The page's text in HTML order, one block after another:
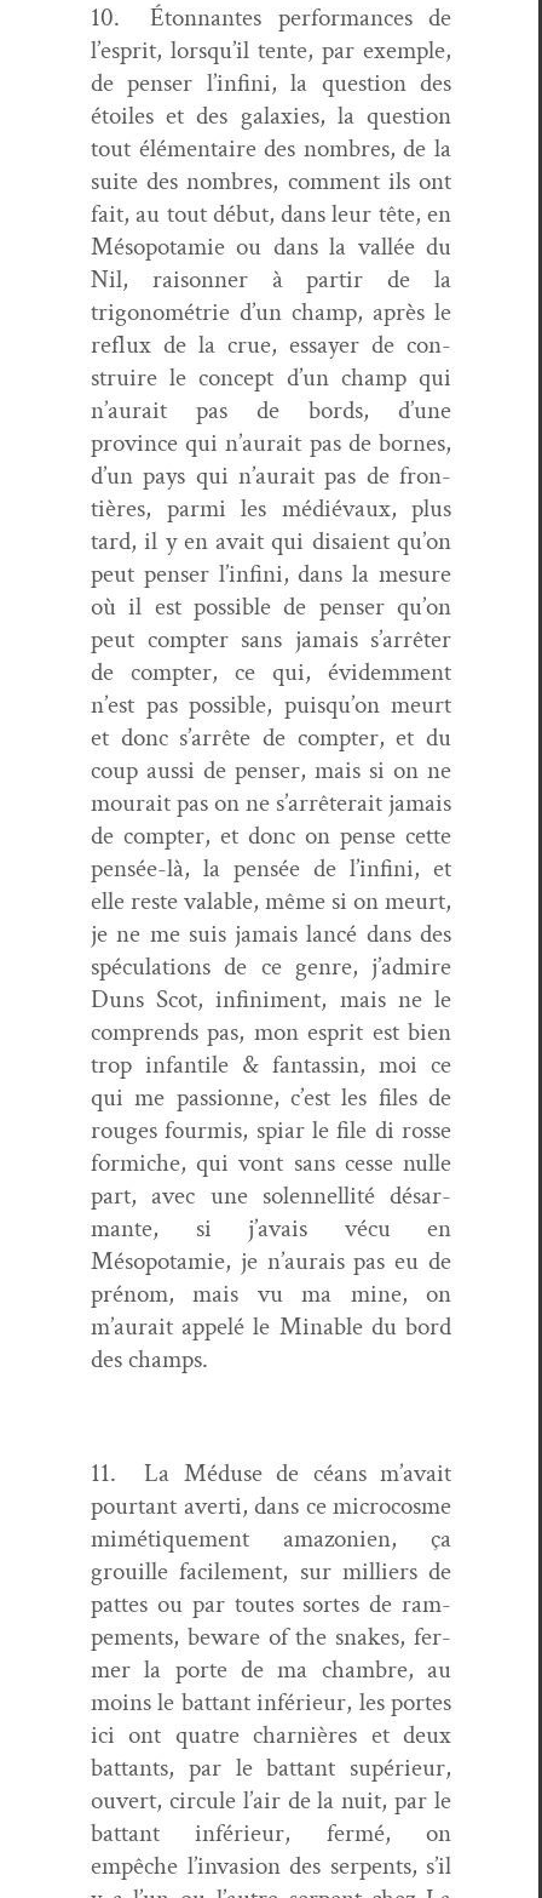
10. Éton­nantes per­for­mances de
l’esprit, lorsqu’il tente, par exem­ple,
de penser l’infini, la ques­tion des
étoiles et des galax­ies, la ques­tion
tout élé­men­taire des nom­bres, de la
suite des nom­bres, com­ment ils ont
fait, au tout début, dans leur tête, en
Mésopotamie ou dans la val­lée du
Nil, raison­ner à par­tir de la
trigonométrie d’un champ, après le
reflux de la crue, essay­er de con­
stru­ire le con­cept d’un champ qui
n’aurait pas de bor­ds, d’une
province qui n’aurait pas de bornes,
d’un pays qui n’aurait pas de fron­
tières, par­mi les médié­vaux, plus
tard, il y en avait qui dis­aient qu’on
peut penser l’infini, dans la mesure
où il est pos­si­ble de penser qu’on
peut compter sans jamais s’arrêter
de compter, ce qui, évidem­ment
n’est pas pos­si­ble, puisqu’on meurt
et donc s’arrête de compter, et du
coup aus­si de penser, mais si on ne
mourait pas on ne s’arrêterait jamais
de compter, et donc on pense cette
pen­sée-là, la pen­sée de l’infini, et
elle reste val­able, même si on meurt,
je ne me suis jamais lancé dans des
spécu­la­tions de ce genre, j’admire
Duns Scot, infin­i­ment, mais ne le
com­prends pas, mon esprit est bien
trop infan­tile & fan­tassin, moi ce
qui me pas­sionne, c’est les files de
rouges four­mis, spi­ar le file di rosse
formiche, qui vont sans cesse nulle
part, avec une solen­nel­lité désar­
mante, si j’avais vécu en
Mésopotamie, je n’aurais pas eu de
prénom, mais vu ma mine, on
m’aurait appelé le Minable du bord
des champs.
11. La Méduse de céans m’avait
pour­tant aver­ti, dans ce micro­cosme
mimé­tique­ment ama­zonien, ça
grouille facile­ment, sur mil­liers de
pattes ou par toutes sortes de ram­
pe­ments, beware of the snakes, fer­
mer la porte de ma cham­bre, au
moins le bat­tant inférieur, les portes
ici ont qua­tre charnières et deux
bat­tants, par le bat­tant supérieur,
ouvert, cir­cule l’air de la nuit, par le
bat­tant inférieur, fer­mé, on
empêche l’invasion des ser­pents, s’il